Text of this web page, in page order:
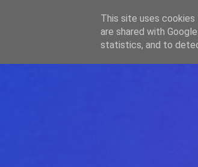
WWW.GAZISTI.RO
This site uses
are shared with
statistics, and to